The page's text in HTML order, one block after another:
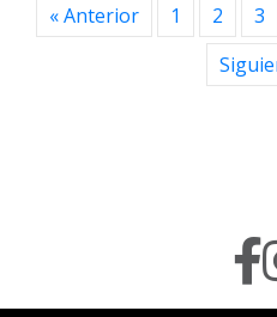
« Anterior 1 2 3